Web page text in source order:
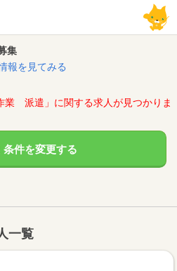
集
報を見てみる
業 派遣」に関する求人が見つかりま
条件を変更する
一覧